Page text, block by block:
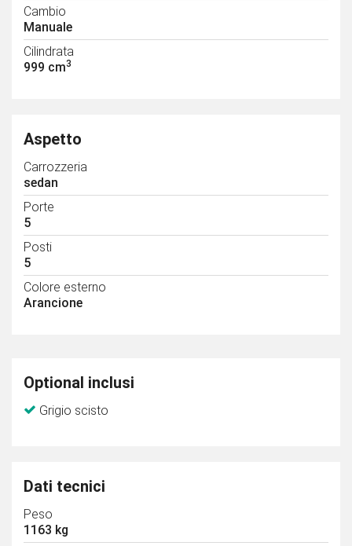
Cambio
Manuale
Cilindrata
999 cm3
Aspetto
Carrozzeria
sedan
Porte
5
Posti
5
Colore esterno
Arancione
Optional inclusi
Grigio scisto
Dati tecnici
Peso
1163 kg